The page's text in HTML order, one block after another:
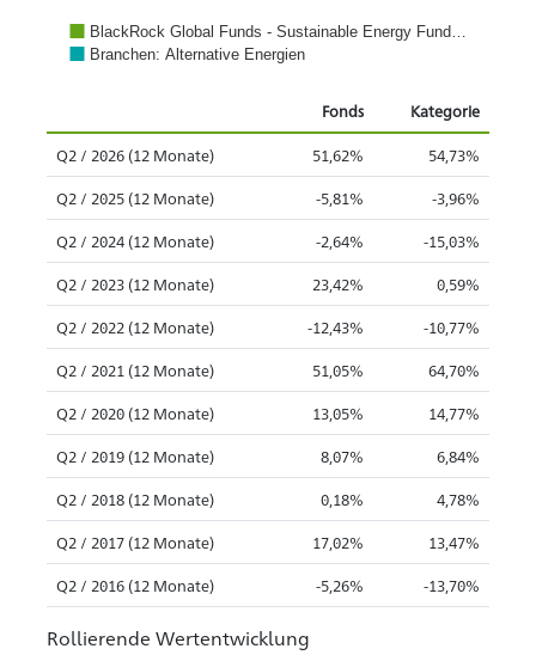
BlackRock Global Funds - Sustainable Energy Fund…
Branchen: Alternative Energien
Fonds Kategorie
Q2 / 2026 (12 Monate) 51,62% 54,73%
Q2 / 2025 (12 Monate) -5,81% -3,96%
Q2 / 2024 (12 Monate) -2,64% -15,03%
Q2 / 2023 (12 Monate) 23,42% 0,59%
Q2 / 2022 (12 Monate) -12,43% -10,77%
Q2 / 2021 (12 Monate) 51,05% 64,70%
Q2 / 2020 (12 Monate) 13,05% 14,77%
Q2 / 2019 (12 Monate) 8,07% 6,84%
Q2 / 2018 (12 Monate) 0,18% 4,78%
Q2 / 2017 (12 Monate) 17,02% 13,47%
Q2 / 2016 (12 Monate) -5,26% -13,70%
Rollierende Wertentwicklung